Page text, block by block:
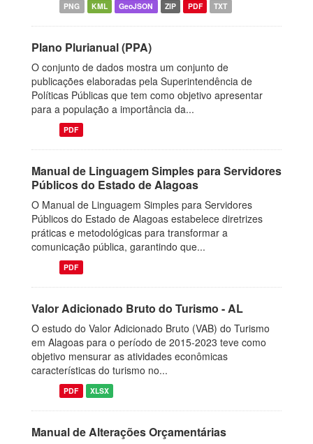
PNG KML GeoJSON ZIP PDF TXT
Plano Plurianual (PPA)
O conjunto de dados mostra um conjunto de
publicações elaboradas pela Superintendência de
Políticas Públicas que tem como objetivo apresentar
para a população a importância da...
PDF
Manual de Linguagem Simples para Servidores
Públicos do Estado de Alagoas
O Manual de Linguagem Simples para Servidores
Públicos do Estado de Alagoas estabelece diretrizes
práticas e metodológicas para transformar a
comunicação pública, garantindo que...
PDF
Valor Adicionado Bruto do Turismo - AL
O estudo do Valor Adicionado Bruto (VAB) do Turismo
em Alagoas para o período de 2015-2023 teve como
objetivo mensurar as atividades econômicas
características do turismo no...
PDF XLSX
Manual de Alterações Orçamentárias